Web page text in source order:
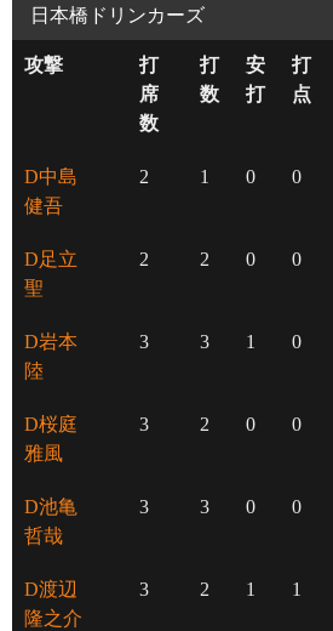
日本橋ドリンカーズ
攻撃
打
席
数
打
数
安
打
打
点
D中島
健吾
2 1 0 0
D足立
聖
2 2 0 0
D岩本
陸
3 3 1 0
D桜庭
雅風
3 2 0 0
D池亀
哲哉
3 3 0 0
D渡辺
隆之介
3 2 1 1